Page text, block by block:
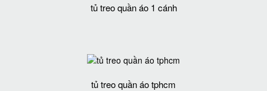
tủ treo quần áo 1 cánh
tủ treo quần áo tphcm